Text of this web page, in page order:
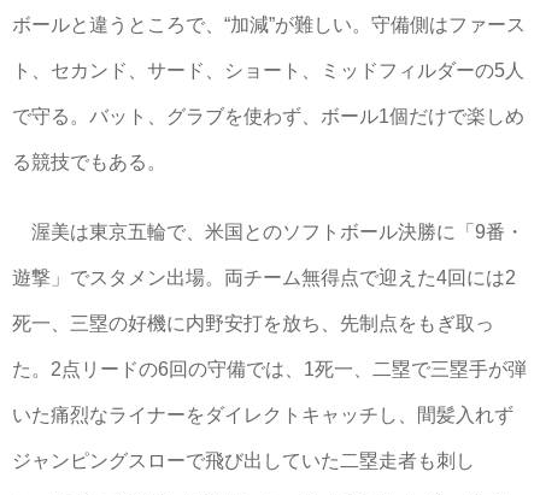
ボールと違うところで、“加減”が難しい。守備側はファース
ト、セカンド、サード、ショート、ミッドフィルダーの5人
で守る。バット、グラブを使わず、ボール1個だけで楽しめ
る競技でもある。
渥美は東京五輪で、米国とのソフトボール決勝に「9番・
遊撃」でスタメン出場。両チーム無得点で迎えた4回には2
死一、三塁の好機に内野安打を放ち、先制点をもぎ取っ
た。2点リードの6回の守備では、1死一、二塁で三塁手が弾
いた痛烈なライナーをダイレクトキャッチし、間髪入れず
ジャンピングスローで飛び出していた二塁走者も刺し